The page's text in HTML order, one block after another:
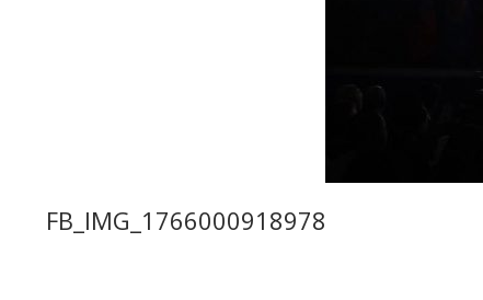
FB_IMG_1766000918978